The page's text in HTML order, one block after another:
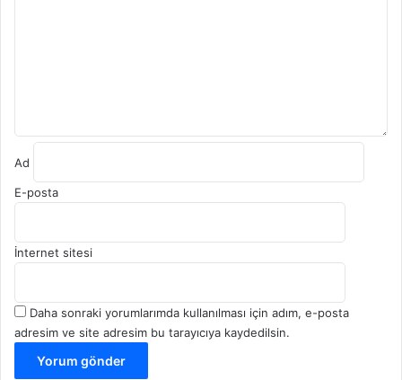
Ad
E-posta
İnternet sitesi
Daha sonraki yorumlarımda kullanılması için adım, e-posta
adresim ve site adresim bu tarayıcıya kaydedilsin.